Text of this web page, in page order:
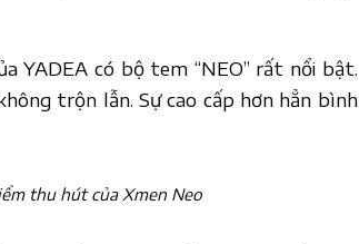
YADEA có bộ tem “NEO” rất nổi bật.
trộn lẫn. Sự cao cấp hơn hẳn bình
thu hút của Xmen Neo